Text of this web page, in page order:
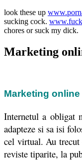
look these up
sucking cock.
chores or suck my dick.
Marketing
Marketing
Internetul a obligat
adapteze si sa isi
cel virtual. Au
reviste tiparite, la